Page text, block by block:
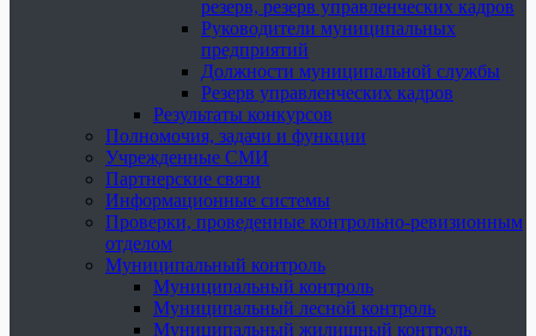
резерв, резерв управленческих кадров
Руководители муниципальных
предприятий
Должности муниципальной службы
Резерв управленческих кадров
Результаты конкурсов
Полномочия, задачи и функции
Учрежденные СМИ
Партнерские связи
Информационные системы
Проверки, проведенные контрольно-ревизионным
отделом
Муниципальный контроль
Муниципальный контроль
Муниципальный лесной контроль
Муниципальный жилищный контроль